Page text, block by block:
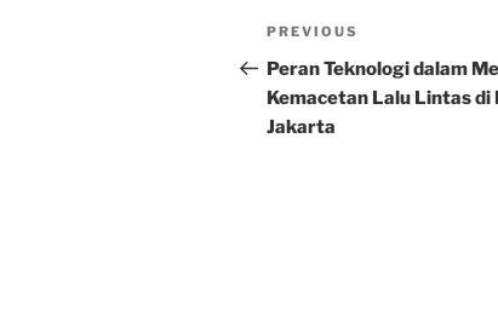
Post
navigation
Previous
Post
PREVIOUS
Peran Teknologi dalam
Kemacetan Lalu Lintas di
Jakarta